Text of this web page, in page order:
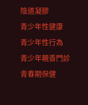
陰道凝膠
青少年性健康
青少年性行為
青少年親善門診
青春期保健